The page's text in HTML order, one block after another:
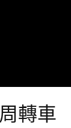
轉車